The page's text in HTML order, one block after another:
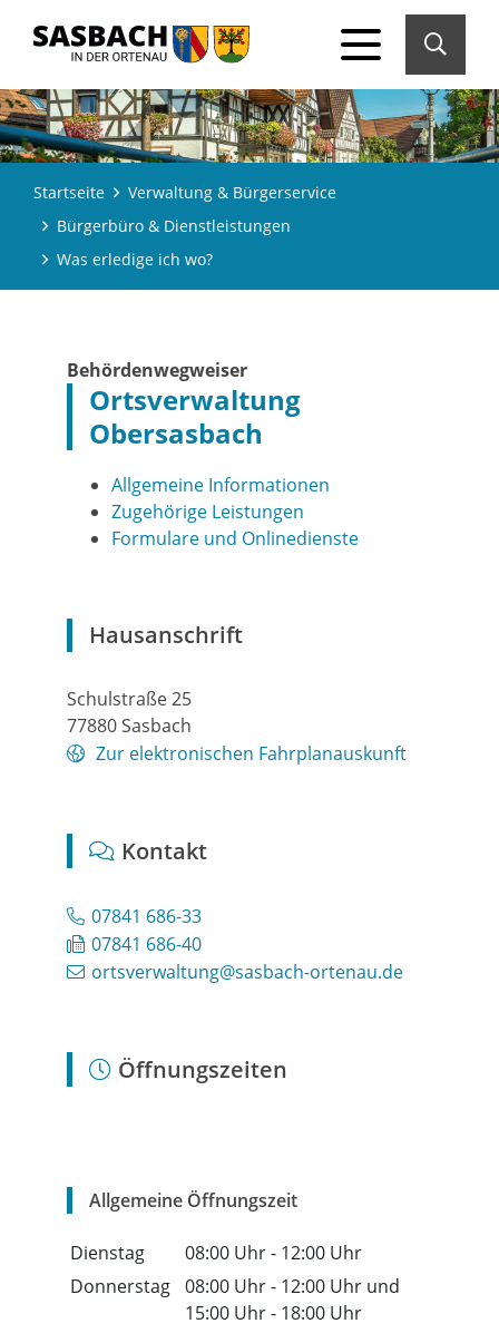
Startseite
Verwaltung & Bürgerservice
Bürgerbüro & Dienstleistungen
Was erledige ich wo?
Behördenwegweiser
Ortsverwaltung
Obersasbach
Allgemeine Informationen
Zugehörige Leistungen
Formulare und Onlinedienste
Hausanschrift
Schulstraße 25
77880Sasbach
Zur elektronischen Fahrplanauskunft
Kontakt
07841 686-33
07841 686-40
ortsverwaltung@sasbach-ortenau.de
Öffnungszeiten
Allgemeine Öffnungszeit
Dienstag 08:00 Uhr- 12:00 Uhr
Donnerstag 08:00 Uhr- 12:00 Uhr und
15:00 Uhr- 18:00 Uhr